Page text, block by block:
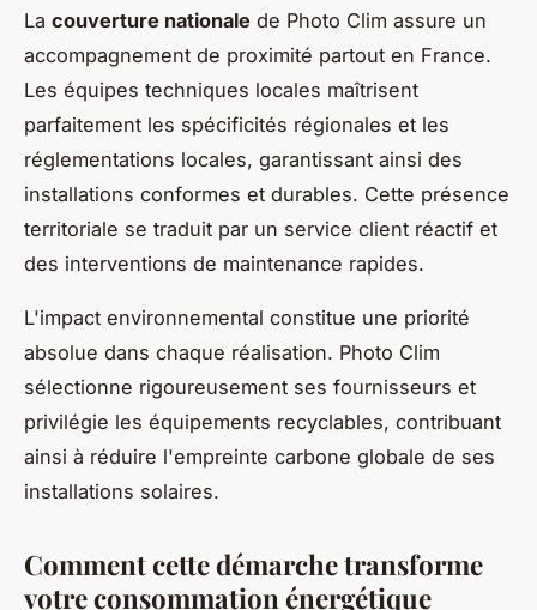
La couverture nationale de Photo Clim assure un
accompagnement de proximité partout en France.
Les équipes techniques locales maîtrisent
parfaitement les spécificités régionales et les
réglementations locales, garantissant ainsi des
installations conformes et durables. Cette présence
territoriale se traduit par un service client réactif et
des interventions de maintenance rapides.
L'impact environnemental constitue une priorité
absolue dans chaque réalisation. Photo Clim
sélectionne rigoureusement ses fournisseurs et
privilégie les équipements recyclables, contribuant
ainsi à réduire l'empreinte carbone globale de ses
installations solaires.
Comment cette démarche transforme
votre consommation énergétique